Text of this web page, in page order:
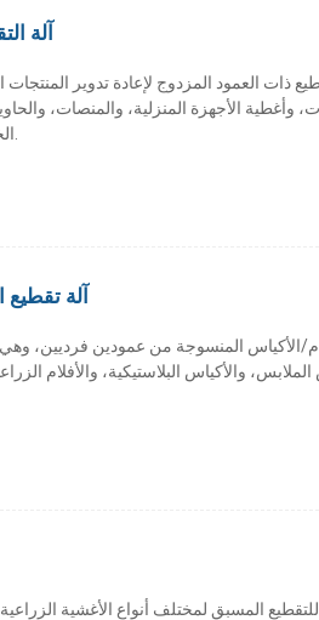
آلة
ذات العمود المزدوج لإعادة تدوير المنتجات
وأغطية الأجهزة المنزلية، والمنصات،
الخشبية، والنفايات الحضرية... إلخ.
آلة تقطيع
الأكياس المنسوجة من عمودين
والأكياس البلاستيكية، والأفلام
للتقطيع المسبق لمختلف أنواع الأغشية